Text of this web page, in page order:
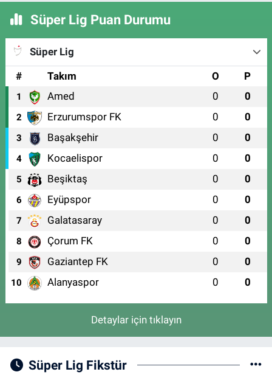
Süper Lig Puan Durumu
Süper Lig
#
Takım O P
1 Amed 0 0
2 Erzurumspor FK 0 0
3 Başakşehir 0 0
4 Kocaelispor 0 0
5 Beşiktaş 0 0
6 Eyüpspor 0 0
7 Galatasaray 0 0
8 Çorum FK 0 0
9 Gaziantep FK 0 0
10 Alanyaspor 0 0
Detaylar için tıklayın
Süper Lig Fikstür